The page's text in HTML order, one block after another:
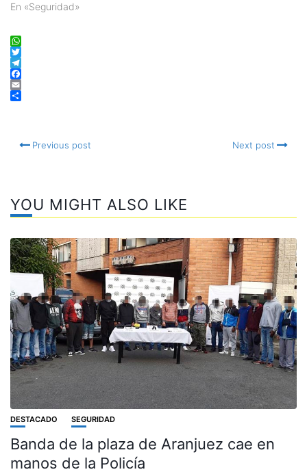
En «Seguridad»
WhatsApp
Twitter
Telegram
Facebook
Email
Previous post Next post
YOU MIGHT ALSO LIKE
DESTACADO SEGURIDAD
Banda de la plaza de Aranjuez cae en
manos de la Policía